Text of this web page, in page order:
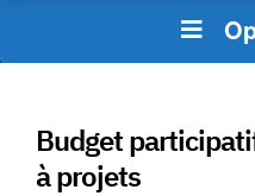
Budget
à projets